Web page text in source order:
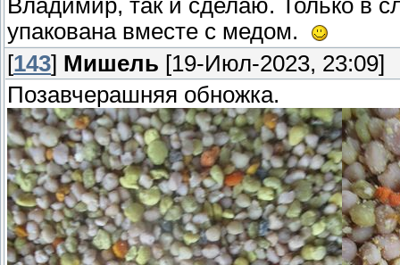
Владимир, так и сделаю. Только в
упакована вместе с медом.
[143] Мишель [19-Июл-2023, 23:09]
Позавчерашняя обножка.